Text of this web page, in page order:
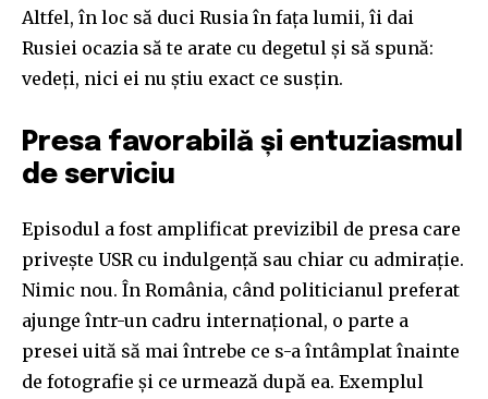
Altfel, în loc să duci Rusia în fața lumii, îi dai
Rusiei ocazia să te arate cu degetul și să spună:
vedeți, nici ei nu știu exact ce susțin.
Presa favorabilă și entuziasmul
de serviciu
Episodul a fost amplificat previzibil de presa care
privește USR cu indulgență sau chiar cu admirație.
Nimic nou. În România, când politicianul preferat
ajunge într-un cadru internațional, o parte a
presei uită să mai întrebe ce s-a întâmplat înainte
de fotografie și ce urmează după ea. Exemplul